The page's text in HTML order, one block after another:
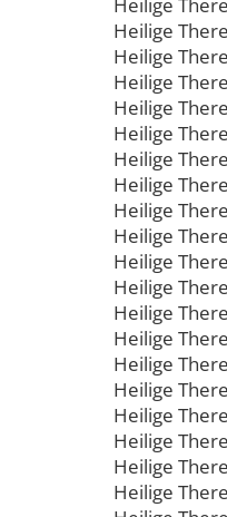
Heilige
Heilige
Heilige
Heilige
Heilige
Heilige
Heilige
Heilige
Heilige
Heilige
Heilige
Heilige
Heilige
Heilige
Heilige
Heilige
Heilige
Heilige
Heilige